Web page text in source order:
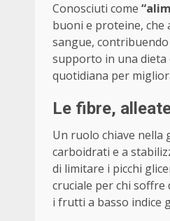
Conosciuti come
buoni e proteine, che
sangue,
supporto in una dieta
quotidiana per
Le fibre,
Un ruolo chiave nella
carboidrati e a
di limitare i picchi
cruciale per chi soffre
i frutti a basso indice